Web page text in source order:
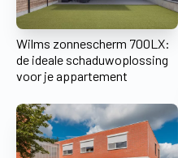
Wilms zonnescherm 700LX:
de ideale schaduwoplossing
voor je appartement